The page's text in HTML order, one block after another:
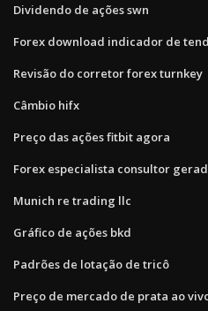
Dividendo de ações swn
Forex download indicador de
Revisão do corretor forex turnkey
Câmbio hifx
Preço das ações fitbit agora
Forex especialista consultor
Munich re trading llc
Gráfico de ações bkd
Padrões de lotação de tricô
Preço de mercado de prata ao